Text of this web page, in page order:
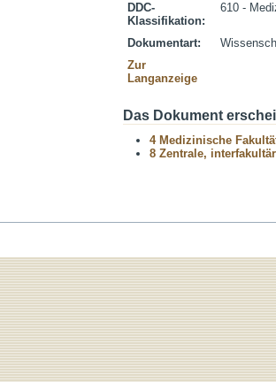
DDC-
Klassifikation:
610 -
Dokumentart:
Zur
Langanzeige
Das Dokument
4 Medizinische
8 Zentrale,